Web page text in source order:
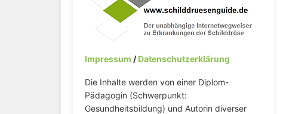
Impressum /Datenschutzerklärung
Die Inhalte werden von einer Diplom-
Pädagogin (Schwerpunkt:
Gesundheitsbildung) und Autorin diverser